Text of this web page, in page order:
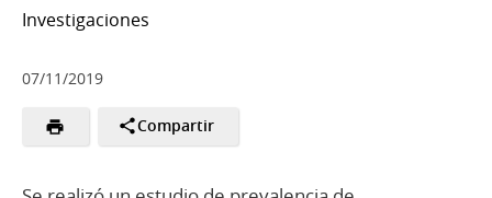
Investigaciones
07/11/2019
Compartir